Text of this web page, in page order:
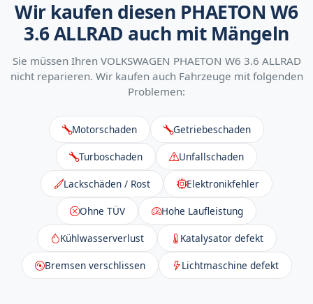
Wir kaufen diesen PHAETON W6
3.6 ALLRAD auch mit Mängeln
Sie müssen Ihren VOLKSWAGEN PHAETON W6 3.6 ALLRAD
nicht reparieren. Wir kaufen auch Fahrzeuge mit folgenden
Problemen:
Motorschaden Getriebeschaden
Turboschaden Unfallschaden
Lackschäden / Rost Elektronikfehler
Ohne TÜV Hohe Laufleistung
Kühlwasserverlust Katalysator defekt
Bremsen verschlissen Lichtmaschine defekt